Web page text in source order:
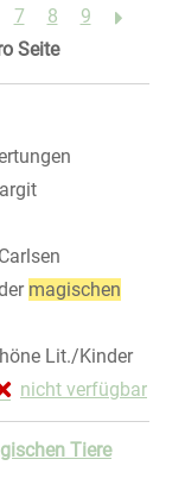
7 8
9
Seite
magischen
Lit./Kinder
nicht verfügbar
Exemplar-Details
Download von
Tiere